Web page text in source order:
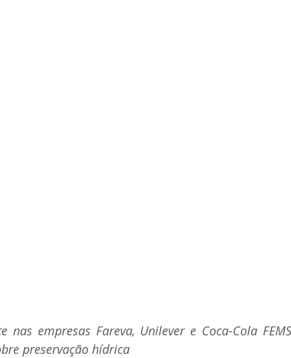
nas empresas Fareva, Unilever e Coca-Cola
preservação hídrica